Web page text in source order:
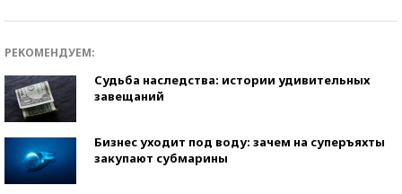
РЕКОМЕНДУЕМ:
Судьба наследства: истории удивительных
завещаний
Бизнес уходит под воду: зачем на суперъяхты
закупают субмарины